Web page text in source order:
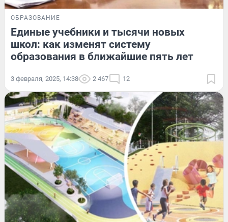
ОБРАЗОВАНИЕ
Единые учебники и тысячи новых
школ: как изменят систему
образования в ближайшие пять лет
3 февраля, 2025, 14:38 2 467 12